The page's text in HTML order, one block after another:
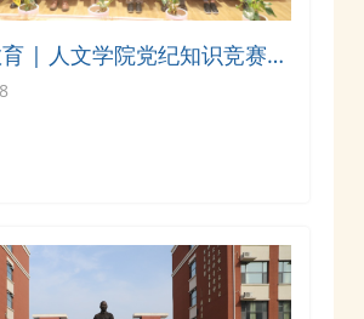
| 人文学院党纪知识竞赛暨
班结业仪式顺利举行